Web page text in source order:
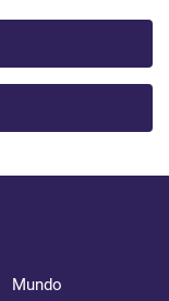
Mundo